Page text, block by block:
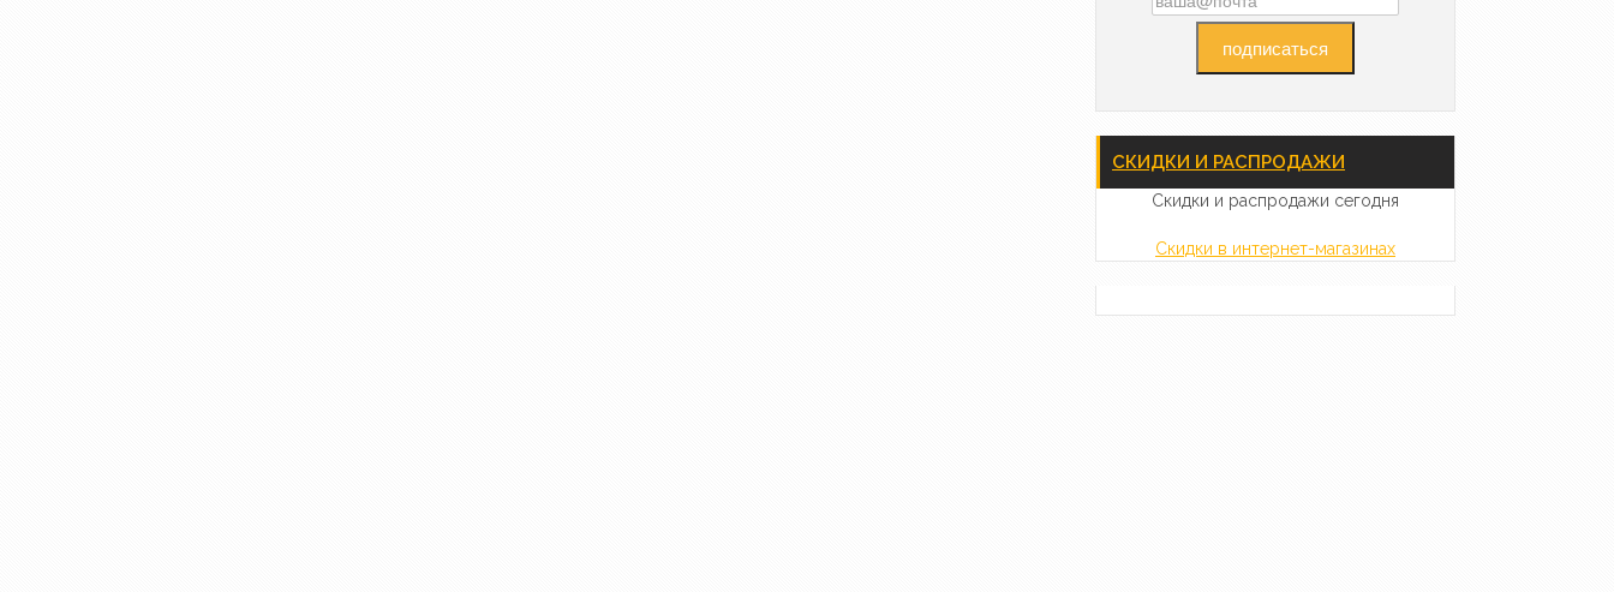
СКИДКИ И РАСПРОДАЖИ
Скидки и распродажи сегодня
Скидки в интернет-магазинах